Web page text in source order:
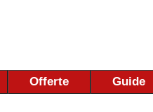
Offerte Guide